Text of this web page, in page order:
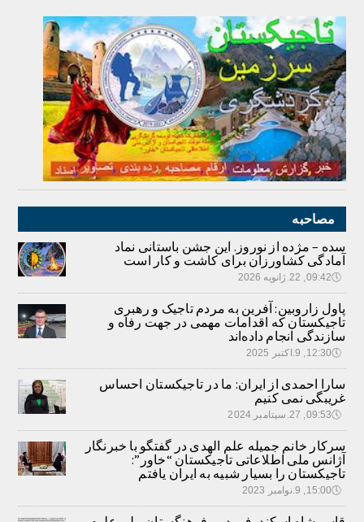
مصاحبه
سده – مژده از نوروز. این جشن باستانی نماد
آمادگی کشاورزان برای کاشت و کار است
🕔09:42, 22.ژانویه 2026
پاول زاروبین: آفرین به مردم تاجیک و رهبری
تاجیکستان که اقدامات مهمی در جهت رفاه و
سازندگی انجام داده‌اند
🕔12:30, 9.اکتبر 2025
سارا احمدی از ایران: ما در تاجیکستان احساس
غریبگی نمی کنیم
🕔09:53, 27.سپتامبر 2024
سرکار خانم جمیله علم الهدی در گفتگو با خبرنگار
آژانس ملی اطلاعاتی تاجیکستان “خاور”:
تاجیکستان را بسیار شبیه به ایران یافتم
🕔15:00, 9.نوامبر 2023